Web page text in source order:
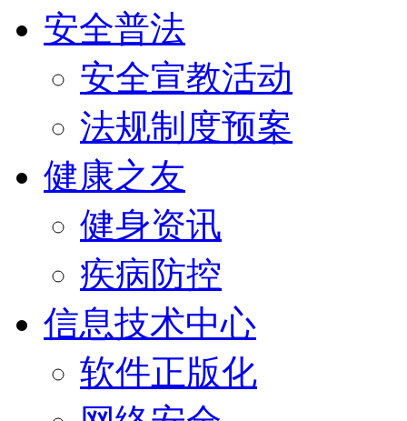
安全普法
安全宣教活动
法规制度预案
健康之友
健身资讯
疾病防控
信息技术中心
软件正版化